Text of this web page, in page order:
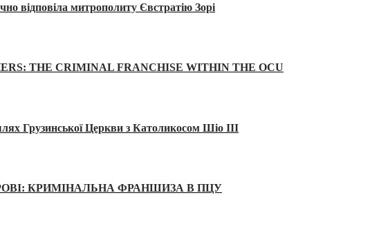
відповіла митрополиту Євстратію Зорі
THE CRIMINAL FRANCHISE WITHIN THE OCU
Грузинської Церкви з Католикосом Шіо III
КРИМІНАЛЬНА ФРАНШИЗА В ПЦУ